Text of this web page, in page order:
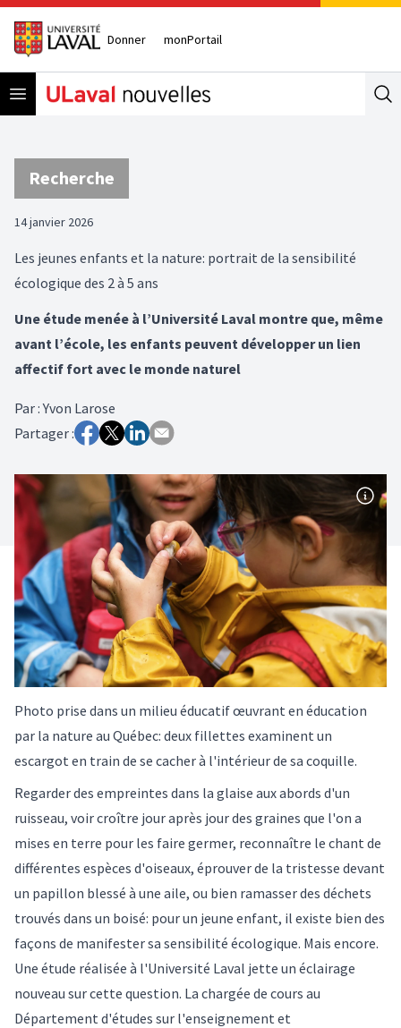
Donner monPortail
Open menu
Recherche
14 janvier 2026
Les jeunes enfants et la nature: portrait de la sensibilité
écologique des 2 à 5 ans
Une étude menée à l’Université Laval montre que, même
avant l’école, les enfants peuvent développer un lien
affectif fort avec le monde naturel
Par:Yvon Larose
Partager :
Photo prise dans un milieu éducatif œuvrant en éducation
par la nature au Québec: deux fillettes examinent un
escargot en train de se cacher à l'intérieur de sa coquille.
Regarder des empreintes dans la glaise aux abords d'un
ruisseau, voir croître jour après jour des graines que l'on a
mises en terre pour les faire germer, reconnaître le chant de
différentes espèces d'oiseaux, éprouver de la tristesse devant
un papillon blessé à une aile, ou bien ramasser des déchets
trouvés dans un boisé: pour un jeune enfant, il existe bien des
façons de manifester sa sensibilité écologique. Mais encore.
Une étude réalisée à l'Université Laval jette un éclairage
nouveau sur cette question. La chargée de cours au
Département d'études sur l'enseignement et